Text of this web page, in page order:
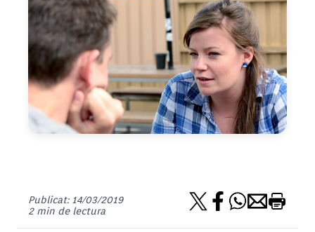
Publicat: 14/03/2019
2 min de lectura